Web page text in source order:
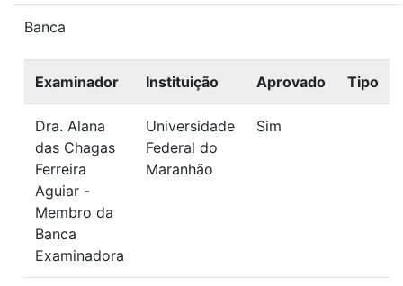
Banca
Examinador Instituição Aprovado Tipo
Dra. Alana
das Chagas
Ferreira
Aguiar -
Membro da
Banca
Examinadora
Universidade
Federal do
Maranhão
Sim